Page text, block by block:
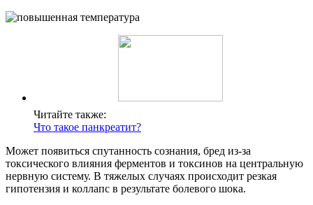
Читайте также:
Что такое панкреатит?
Может появиться спутанность сознания, бред из-за
токсического влияния ферментов и токсинов на центральную
нервную систему. В тяжелых случаях происходит резкая
гипотензия и коллапс в результате болевого шока.